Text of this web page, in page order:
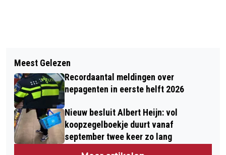
ZONDAGAVOND CODE GEEL IN DEEL
VAN HET LAND WEGENS
ONWEERSBUIEN
NL-ALERT: IEDEREEN DIRECT
INFORMATIE BIJ EEN NOODSITUATIE
Meest Gelezen
Recordaantal meldingen over
nepagenten in eerste helft 2026
Nieuw besluit Albert Heijn: vol
koopzegelboekje duurt vanaf
september twee keer zo lang